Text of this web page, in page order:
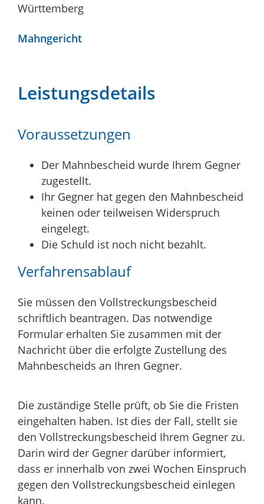
Württemberg
Mahngericht
Leistungsdetails
Voraussetzungen
Der Mahnbescheid wurde Ihrem Gegner
zugestellt.
Ihr Gegner hat gegen den Mahnbescheid
keinen oder teilweisen Widerspruch
eingelegt.
Die Schuld ist noch nicht bezahlt.
Verfahrensablauf
Sie müssen den Vollstreckungsbescheid
schriftlich beantragen. Das notwendige
Formular erhalten Sie zusammen mit der
Nachricht über die erfolgte Zustellung des
Mahnbescheids an Ihren Gegner.
Die zuständige Stelle prüft, ob Sie die Fristen
eingehalten haben. Ist dies der Fall, stellt sie
den Vollstreckungsbescheid Ihrem Gegner zu.
Darin wird der Gegner darüber informiert,
dass er innerhalb von zwei Wochen Einspruch
gegen den Vollstreckungsbescheid einlegen
kann.